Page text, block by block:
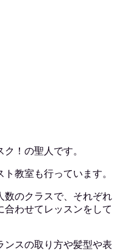
！の聖人です。
教室も行っています。
数のクラスで、それぞれ
合わせてレッスンをして
ンスの取り方や髪型や表